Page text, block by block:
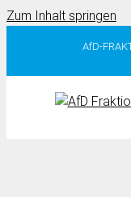
Zum Inhalt springen
AfD-